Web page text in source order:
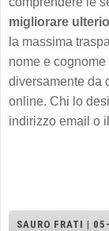
migliorare
la massima
nome e
diversamente da
online. Chi lo
indirizzo email o
SAURO FRATI |